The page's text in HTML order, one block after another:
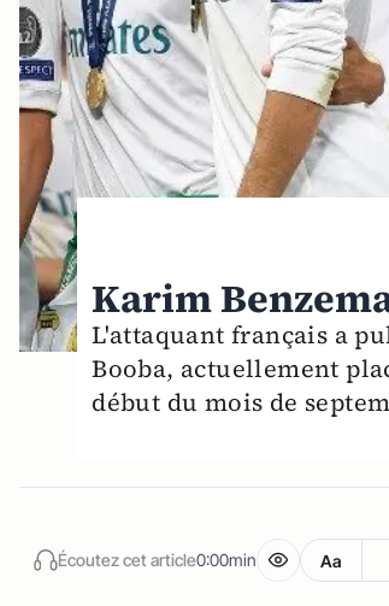
Karim
L'attaquant français a
Booba, actuellement
début du mois de
Écoutez cet article0:00min Aa